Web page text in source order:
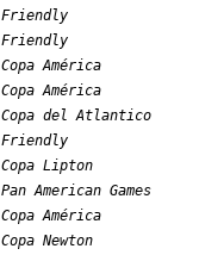
Friendly
Friendly
Copa América
Copa América
Copa del Atlantico
Friendly
Copa Lipton
Pan American Games
Copa América
Copa Newton